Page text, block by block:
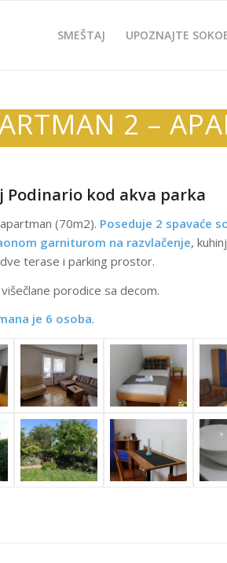
SMEŠTAJ UPOZNAJTE
2 –
Podinario kod akva parka
(70m2). Poseduje 2 spavaće
garniturom na razvlačenje,
terase i parking prostor.
porodice sa decom.
je 6 osoba.